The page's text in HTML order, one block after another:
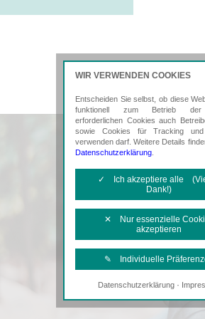
WIR VERWENDEN COOKIES
Entscheiden Sie selbst, ob diese
funktionell zum Betrieb der
erforderlichen Cookies auch
sowie Cookies für Tracking und
verwenden darf. Weitere Details
Datenschutzerklärung
✓ Ich akzeptiere alle
Dank!)
✕ Nur essenzielle
akzeptieren
✎ Individuelle
Notwendige Cookies
Diese Cookies sind
Datenschutzerklärung·